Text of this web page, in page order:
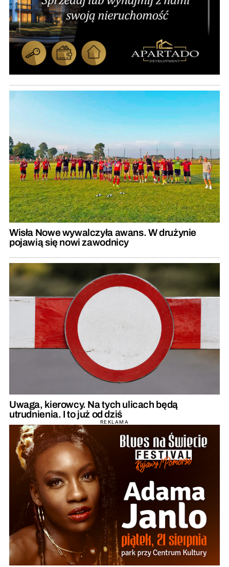
Wisła Nowe wywalczyła awans. W drużynie
pojawią się nowi zawodnicy
Uwaga, kierowcy. Na tych ulicach będą
utrudnienia. I to już od dziś
REKLAMA